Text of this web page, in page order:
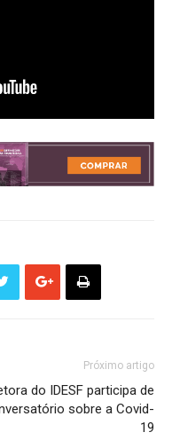
Próximo artigo
do IDESF participa de
sobre a Covid-
19